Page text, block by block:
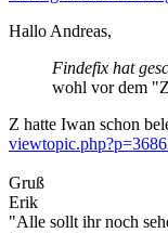
Hallo Andreas,
Findefix hat
wohl vor dem
Z hatte Iwan schon
Gruß
Erik
"Alle sollt ihr noch